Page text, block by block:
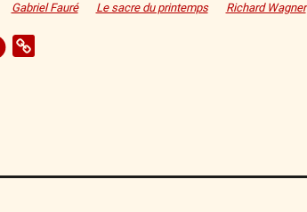
Gabriel Fauré Le sacre du printemps Richard Wagner